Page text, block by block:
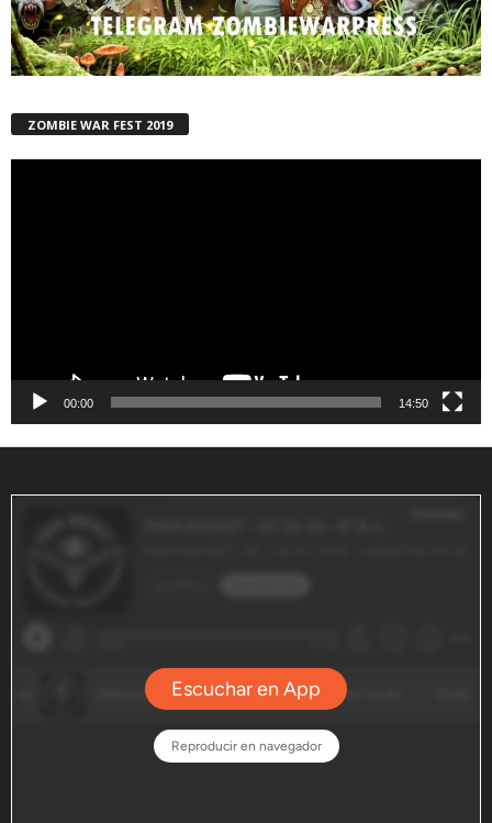
ZOMBIE WAR FEST 2019
00:00 14:50